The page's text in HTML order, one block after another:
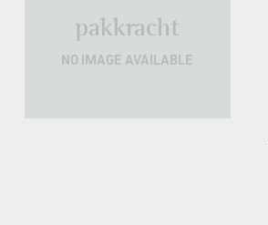
pakkracht
NO IMAGE AVAILABLE